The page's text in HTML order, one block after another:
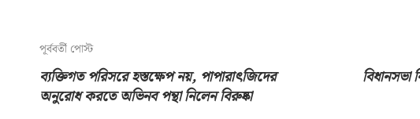
পূর্ববর্তী পোস্ট
ব্যক্তিগত পরিসরে হস্তক্ষেপ নয়, পাপারাৎজিদের
অনুরোধ করতে অভিনব পন্থা নিলেন বিরুষ্কা